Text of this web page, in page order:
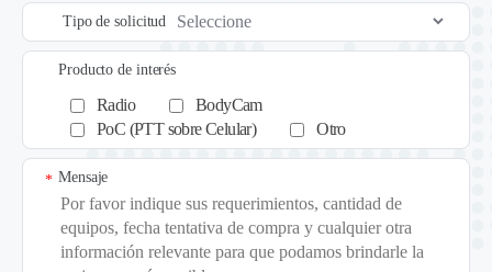
Tipo de solicitud
Producto de interés
Radio
BodyCam
PoC (PTT sobre Celular)
Otro
Mensaje
*